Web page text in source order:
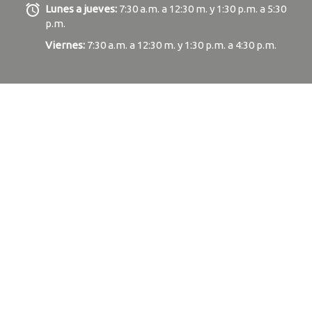
alarm Lunes a jueves: 7:30 a.m. a 12:30 m. y 1:30 p.m. a 5:30
p.m.
Viernes:7:30 a.m. a 12:30 m. y 1:30 p.m. a 4:30 p.m.